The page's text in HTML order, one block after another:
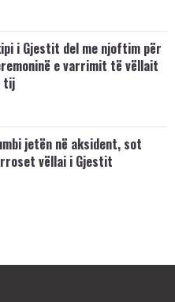
i Gjestit del me njoftim për
e varrimit të vëllait
tij
jetën në aksident, sot
vëllai i Gjestit